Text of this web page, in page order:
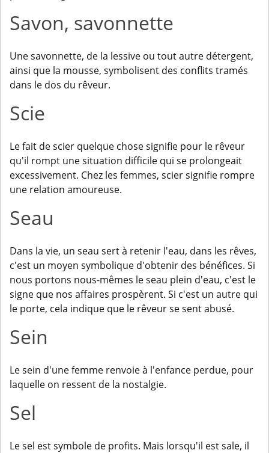
Savon, savonnette
Une savonnette, de la lessive ou tout autre détergent,
ainsi que la mousse, symbolisent des conflits tramés
dans le dos du rêveur.
Scie
Le fait de scier quelque chose signifie pour le rêveur
qu'il rompt une situation difficile qui se prolongeait
excessivement. Chez les femmes, scier signifie rompre
une relation amoureuse.
Seau
Dans la vie, un seau sert à retenir l'eau, dans les rêves,
c'est un moyen symbolique d'obtenir des bénéfices. Si
nous portons nous-mêmes le seau plein d'eau, c'est le
signe que nos affaires prospèrent. Si c'est un autre qui
le porte, cela indique que le rêveur se sent abusé.
Sein
Le sein d'une femme renvoie à l'enfance perdue, pour
laquelle on ressent de la nostalgie.
Sel
Le sel est symbole de profits. Mais lorsqu'il est sale, il